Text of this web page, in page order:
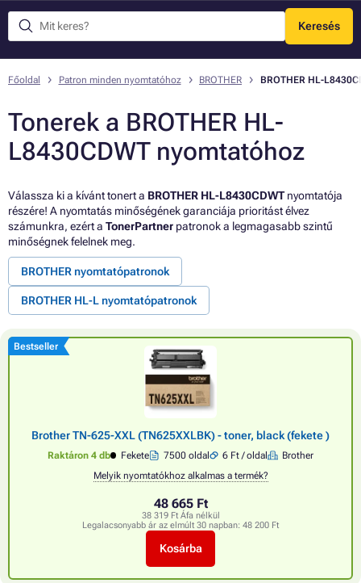
Keresés
Menü
Főoldal Patron minden nyomtatóhoz BROTHER BROTHER HL-
Tonerek a BROTHER HL-
L8430CDWT nyomtatóhoz
Válassza ki a kívánt tonert a BROTHER HL-L8430CDWTnyomtatója
részére! A nyomtatás minőségének garanciája prioritást élvez
számunkra, ezért a TonerPartner patronok a legmagasabb szintű
minőségnek felelnek meg.
BROTHER nyomtatópatronok
BROTHER HL-L nyomtatópatronok
Bestseller
Brother TN-625-XXL (TN625XXLBK) - toner, black (fekete )
Raktáron 4 db Fekete 7500 oldal 6 Ft / oldal
Brother
Melyik nyomtatókhoz alkalmas a termék?
48 665 Ft
38 319 Ft Áfa nélkül
Legalacsonyabb ár az elmúlt 30 napban: 48 200 Ft
Kosárba